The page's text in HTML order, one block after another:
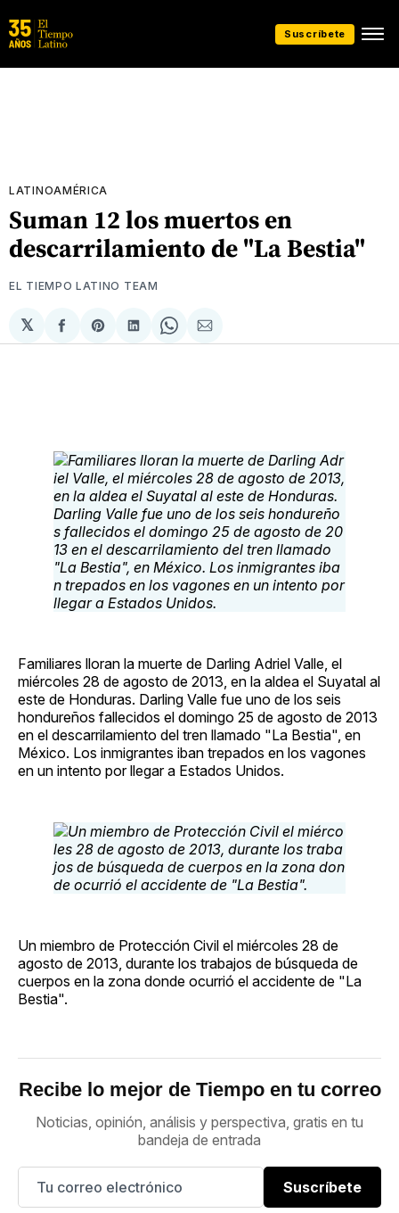
Suscríbete
LATINOAMÉRICA
Suman 12 los muertos en
descarrilamiento de "La Bestia"
EL TIEMPO LATINO TEAM
𝕏
Compartir
en
Share
on
Compartir
en
Share
on
Compartir
via
Familiares lloran la muerte de Darling Adriel Valle, el
miércoles 28 de agosto de 2013, en la aldea el Suyatal al
este de Honduras. Darling Valle fue uno de los seis
hondureños fallecidos el domingo 25 de agosto de 2013
en el descarrilamiento del tren llamado "La Bestia", en
México. Los inmigrantes iban trepados en los vagones
en un intento por llegar a Estados Unidos.
Un miembro de Protección Civil el miércoles 28 de
agosto de 2013, durante los trabajos de búsqueda de
cuerpos en la zona donde ocurrió el accidente de "La
Bestia".
Recibe lo mejor de Tiempo en tu correo
Noticias, opinión, análisis y perspectiva, gratis en tu
bandeja de entrada
Suscríbete